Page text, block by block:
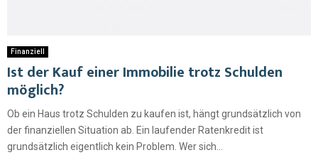
Finanziell
Ist der Kauf einer Immobilie trotz Schulden
möglich?
Ob ein Haus trotz Schulden zu kaufen ist, hängt grundsätzlich von
der finanziellen Situation ab. Ein laufender Ratenkredit ist
grundsätzlich eigentlich kein Problem. Wer sich...